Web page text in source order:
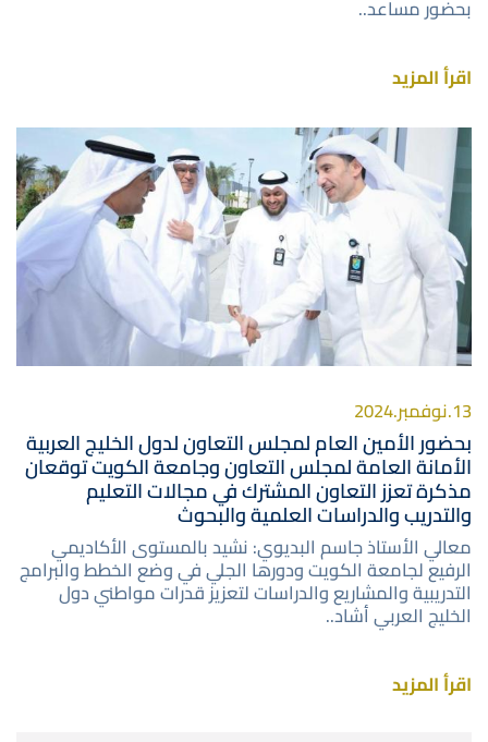
بحضور مساعد..
اقرأ المزيد
صورة
13.نوفمبر.2024
بحضور الأمين العام لمجلس التعاون لدول الخليج العربية
الأمانة العامة لمجلس التعاون وجامعة الكويت توقعان
مذكرة تعزز التعاون المشترك في مجالات التعليم
والتدريب والدراسات العلمية والبحوث
معالي الأستاذ جاسم البديوي: نشيد بالمستوى الأكاديمي
الرفيع لجامعة الكويت ودورها الجلي في وضع الخطط والبرامج
التدريبية والمشاريع والدراسات لتعزيز قدرات مواطني دول
الخليج العربي أشاد..
اقرأ المزيد